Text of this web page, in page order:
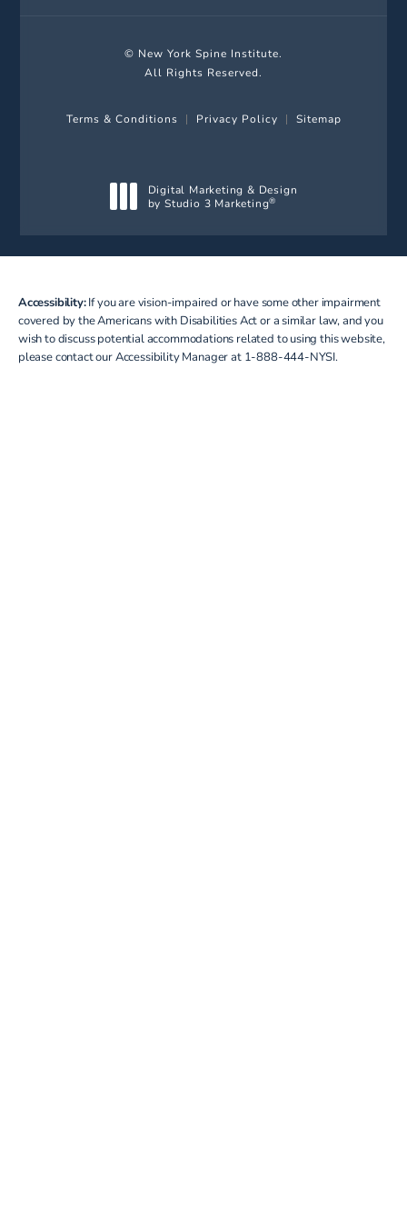
© New York Spine Institute.
All Rights Reserved.
Terms & Conditions Privacy Policy Sitemap
Digital Marketing & Design
by Studio 3 Marketing®
Accessibility:If you are vision-impaired or have some other impairment
covered by the Americans with Disabilities Act or a similar law, and you
wish to discuss potential accommodations related to using this website,
please contact our Accessibility Manager at 1-888-444-NYSI.